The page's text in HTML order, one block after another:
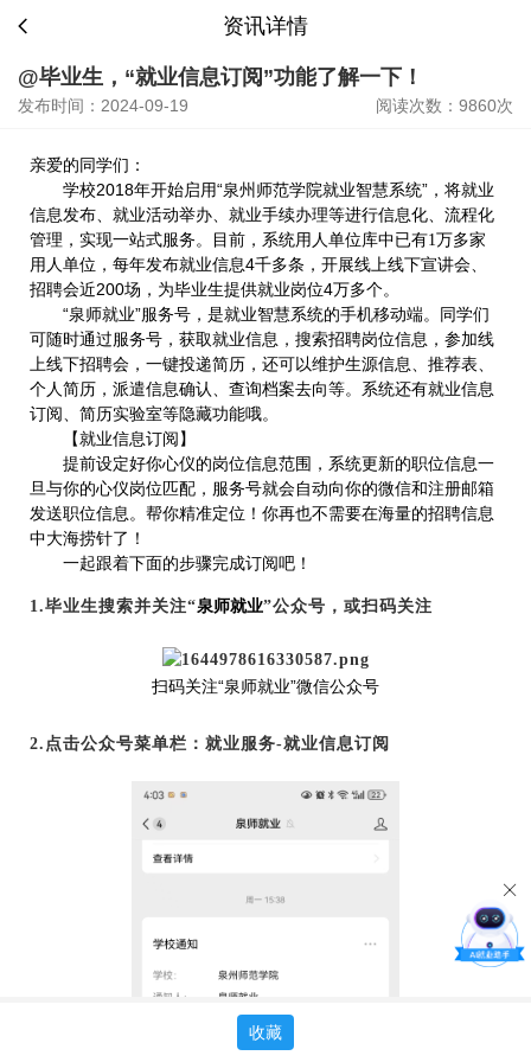
资讯详情
@毕业生，“就业信息订阅”功能了解一下！
发布时间：2024-09-19 阅读次数：9860次
亲爱的同学们：
学校2018年开始启用“泉州师范学院就业智慧系统” ，将就业
信息发布、就业活动举办、就业手续办理等进行信息化、流程化
管理，实现一站式服务。目前，系统用人单位库中已有1万多家
用人单位，每年发布就业信息4千多条，开展线上线下宣讲会、
招聘会近200场，为毕业生提供就业岗位4万多个。
“泉师就业”服务号，是就业智慧系统的手机移动端。同学们
可随时通过服务号，获取就业信息，搜索招聘岗位信息，参加线
上线下招聘会，一键投递简历，还可以维护生源信息、推荐表、
个人简历，派遣信息确认、查询档案去向等。系统还有就业信息
订阅、简历实验室等隐藏功能哦。
【就业信息订阅】
提前设定好你心仪的岗位信息范围，系统更新的职位信息一
旦与你的心仪岗位匹配，服务号就会自动向你的微信和注册邮箱
发送职位信息。帮你精准定位！你再也不需要在海量的招聘信息
中大海捞针了！
一起跟着下面的步骤完成订阅吧！
1.毕业生搜索并关注“泉师就业”公众号 ， 或扫码关注
扫码关注“泉师就业”微信公众号
2.点击公众号菜单栏：就业服务-就业信息订阅
收藏